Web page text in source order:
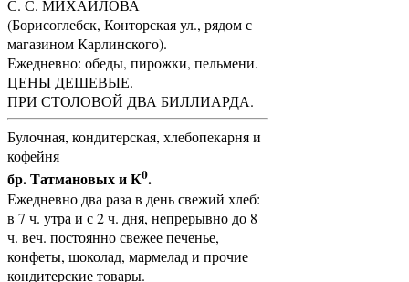
С. С. МИХАЙЛОВА
(Борисоглебск, Конторская ул., рядом с
магазином Карлинского).
Ежедневно: обеды, пирожки, пельмени.
ЦЕНЫ ДЕШЕВЫЕ.
ПРИ СТОЛОВОЙ ДВА БИЛЛИАРДА.
Булочная, кондитерская, хлебопекарня и
кофейня
бр. Татмановых и К0.
Ежедневно два раза в день свежий хлеб:
в 7 ч. утра и с 2 ч. дня, непрерывно до 8
ч. веч. постоянно свежее печенье,
конфеты, шоколад, мармелад и прочие
кондитерские товары.